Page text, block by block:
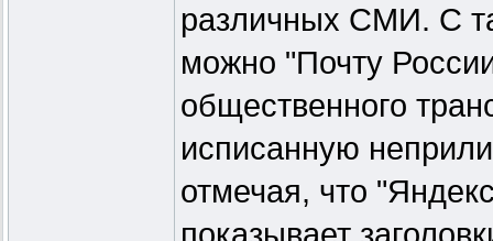
различных СМИ. С
можно "Почту
общественного
исписанную
отмечая, что